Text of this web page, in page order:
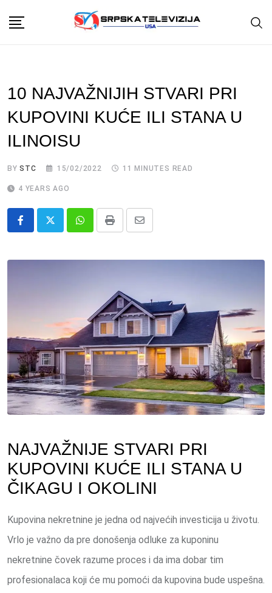
10 NAJVAŽNIJIH STVARI PRI
KUPOVINI KUĆE ILI STANA U
ILINOISU
BYSTC 15/02/2022 11 MINUTES READ
4 YEARS AGO
Whatsapp
Print
Share
NAJVAŽNIJE STVARI PRI
KUPOVINI KUĆE ILI STANA U
ČIKAGU I OKOLINI
Kupovina nekretnine je jedna od najvećih investicija u životu.
Vrlo je važno da pre donošenja odluke za kuponinu
nekretnine čovek razume proces i da ima dobar tim
profesionalaca koji će mu pomoći da kupovina bude uspešna.